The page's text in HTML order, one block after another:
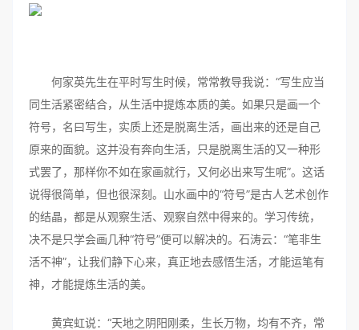
何家英先生在平时写生时候，常常教导我说：“写生应当
同生活紧密结合，从生活中提炼本质的美。如果只是画一个
符号，名曰写生，实质上还是脱离生活，画出来的还是自己
原来的面貌。这并没有奔向生活，只是脱离生活的又一种形
式罢了，那样你不如在家画就行，又何必出来写生呢”。这话
说得很简单，但也很深刻。山水画中的“符号”是古人艺术创作
的结晶，都是从观察生活、观察自然中得来的。学习传统，
决不是只学会画几种“符号”便可以解决的。石涛云：“笔非生
活不神”，让我们静下心来，真正地去感悟生活，才能运笔有
神，才能提炼生活的美。
黄宾虹说：“天地之阴阳刚柔，生长万物，均有不齐，常